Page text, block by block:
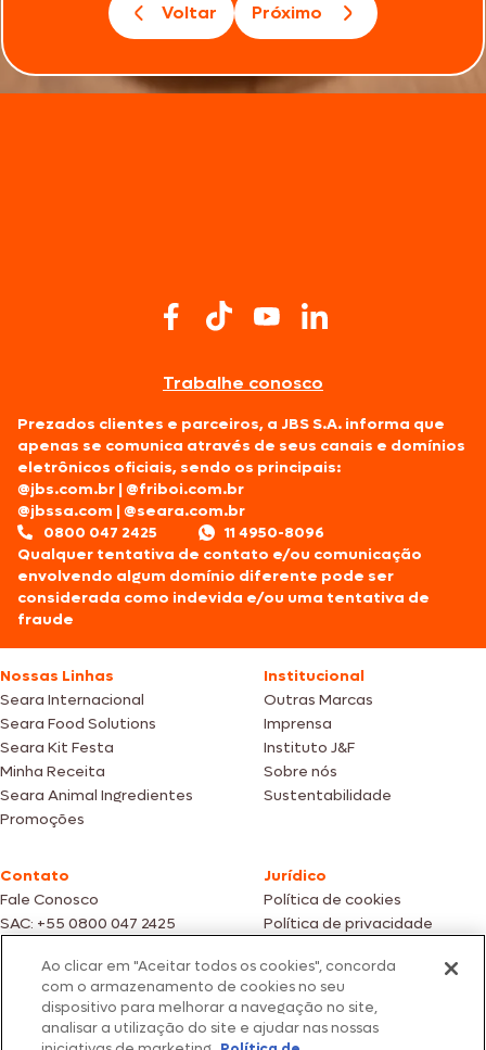
Voltar Próximo
Trabalhe conosco
Prezados clientes e parceiros, a JBS S.A. informa que
apenas se comunica através de seus canais e domínios
eletrônicos oficiais, sendo os principais:
@jbs.com.br |@friboi.com.br
@jbssa.com |@seara.com.br
0800 047 2425
11 4950-8096
Qualquer tentativa de contato e/ou comunicação
envolvendo algum domínio diferente pode ser
considerada como indevida e/ou uma tentativa de
fraude
Nossas Linhas
Seara Internacional
Seara Food Solutions
Seara Kit Festa
Minha Receita
Seara Animal Ingredientes
Promoções
Institucional
Outras Marcas
Imprensa
Instituto J&F
Sobre nós
Sustentabilidade
Contato
Fale Conosco
SAC: +55 0800 047 2425
Jurídico
Política de cookies
Política de privacidade
Fotos meramente ilustrativas | Ofertas válidas enquanto durarem os
estoques dos nossos parceiros | Vendas sujeitas a análise e confirmação
de dados.
Os preços, promoções e condições de pagamento são válidos
Ao clicar em "Aceitar todos os cookies", concorda
com o armazenamento de cookies no seu
dispositivo para melhorar a navegação no site,
analisar a utilização do site e ajudar nas nossas